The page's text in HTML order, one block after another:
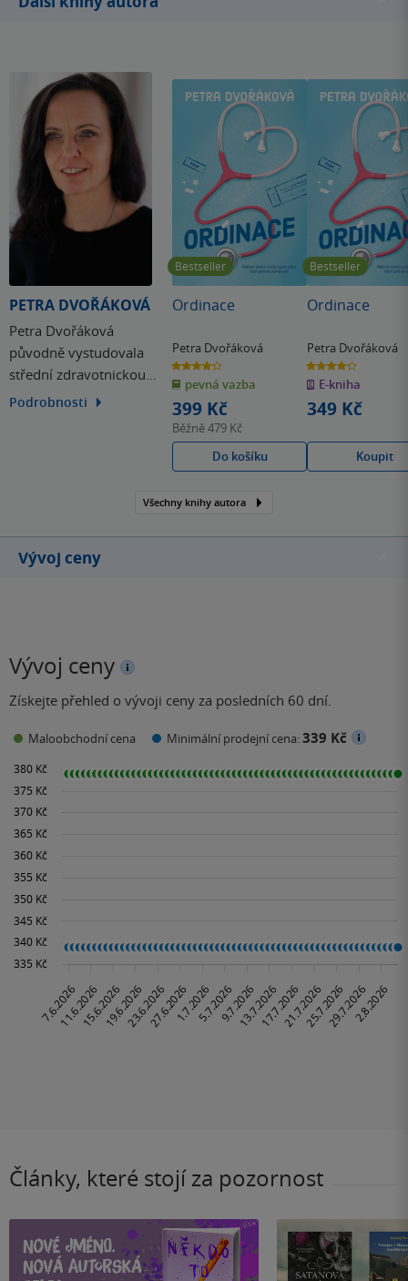
PETRA DVOŘÁKOVÁ
Petra Dvořáková
původně vystudovala
střední zdravotnickou
školu a pracovala jako
její román Chirurg opět
bestsellerů pořádně
vysoko.
Podrobnosti
Bestseller
Ordinace
Petra Dvořáková
4.3
z
5
hvězdiček
pevná vazba
399 Kč
Běžně479 Kč
Do košíku
Bestseller
Ordinace
Petra Dvořáková
4.3
z
5
hvězdiček
E-kniha
349 Kč
Koupit
Všechny knihy autora
Vývoj ceny
Vývoj ceny
Získejte přehled o vývoji ceny za posledních 60 dní.
Maloobchodní cena Minimální prodejní cena:339 Kč
Články, které stojí za pozornost